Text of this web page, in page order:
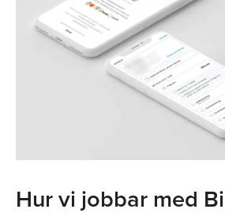
Hur vi jobbar med